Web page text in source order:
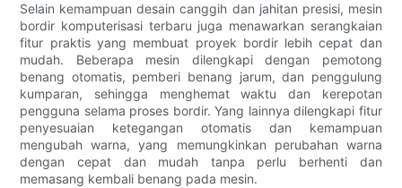
Selain kemampuan desain canggih dan jahitan presisi, mesin
bordir komputerisasi terbaru juga menawarkan serangkaian
fitur praktis yang membuat proyek bordir lebih cepat dan
mudah. Beberapa mesin dilengkapi dengan pemotong
benang otomatis, pemberi benang jarum, dan penggulung
kumparan, sehingga menghemat waktu dan kerepotan
pengguna selama proses bordir. Yang lainnya dilengkapi fitur
penyesuaian ketegangan otomatis dan kemampuan
mengubah warna, yang memungkinkan perubahan warna
dengan cepat dan mudah tanpa perlu berhenti dan
memasang kembali benang pada mesin.